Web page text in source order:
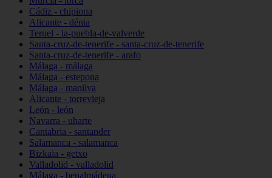
Cádiz - chipiona
Alicante - dénia
Teruel - la-puebla-de-valverde
Santa-cruz-de-tenerife - santa-cruz-de-tenerife
Santa-cruz-de-tenerife - arafo
Málaga - málaga
Málaga - estepona
Málaga - manilva
Alicante - torrevieja
León - león
Navarra - uharte
Cantabria - santander
Salamanca - salamanca
Bizkaia - getxo
Valladolid - valladolid
Málaga - benalmádena